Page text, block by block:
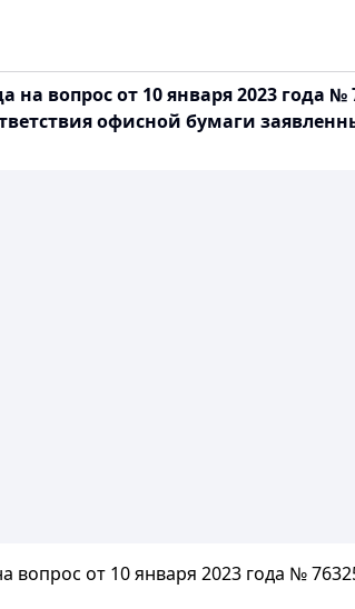
на вопрос от 10 января 2023 года
офисной бумаги
вопрос от 10 января 2023 года №